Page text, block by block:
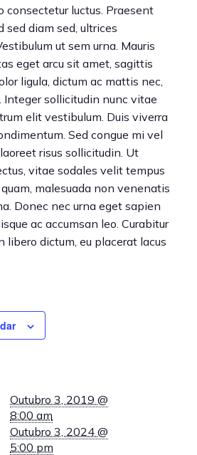
consectetur luctus. Praesent
sed diam sed, ultrices
ut sem urna. Mauris
eget arcu sit amet, sagittis
ligula, dictum ac mattis nec,
sollicitudin nunc vitae
elit vestibulum. Duis viverra
Sed congue mi vel
risus sollicitudin. Ut
vitae sodales velit tempus
malesuada non venenatis
Donec nec urna eget sapien
ac accumsan leo. Curabitur
libero dictum, eu placerat lacus
Outubro 3, 2019 @
8:00 am
Outubro 3, 2024 @
5:00 pm